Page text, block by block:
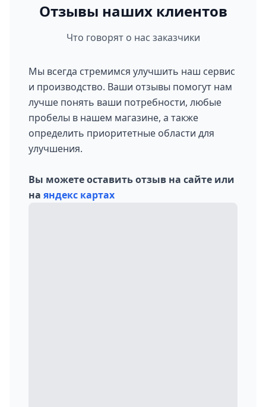
Отзывы наших клиентов
Что говорят о нас заказчики
Мы всегда стремимся улучшить наш сервис
и производство. Ваши отзывы помогут нам
лучше понять ваши потребности, любые
пробелы в нашем магазине, а также
определить приоритетные области для
улучшения.
Вы можете оставить отзыв на сайте или
на яндекс картах